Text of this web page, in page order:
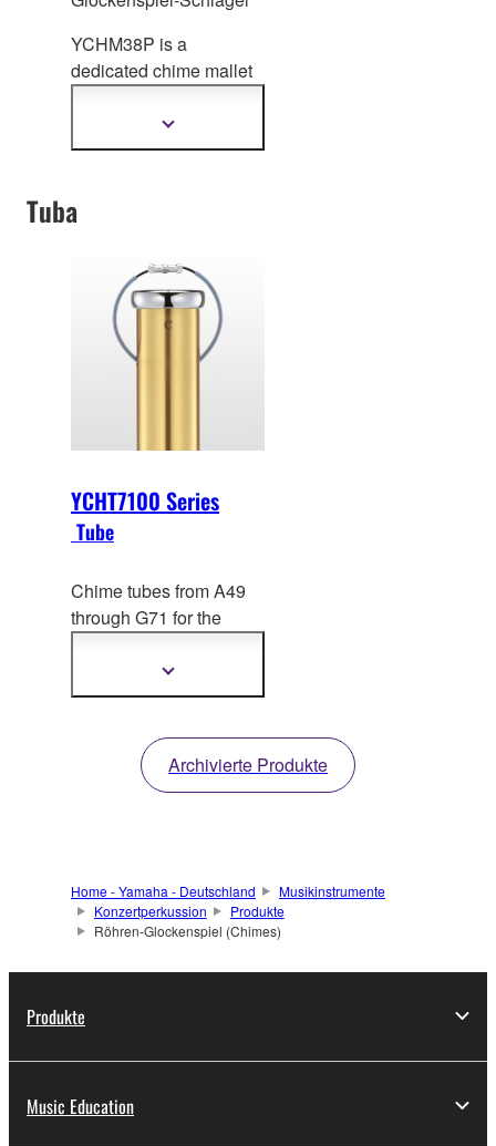
YCHM38P is a
dedicated chime mallet
YCH series.Mehr
Tuba
YCHT7100 Series
Tube
Chime tubes from A49
through G71 for the
purchased individually.
Mehr
Archivierte Produkte
Home - Yamaha - Deutschland
Musikinstrumente
Konzertperkussion
Produkte
Röhren-Glockenspiel (Chimes)
Produkte
Music Education